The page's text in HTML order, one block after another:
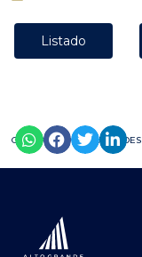
Listado
COMPARTILO EN TUS REDES